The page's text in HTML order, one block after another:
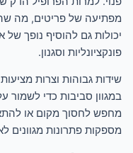
מפתיעה של פריטים, מה
יכולות גם להוסיף נופך
פונקציונליות וסגנון.
שידות גבוהות וצרות
במגוון סביבות כדי לשמור
מחפש לחסוך מקום או
מספקות פתרונות מגוונים